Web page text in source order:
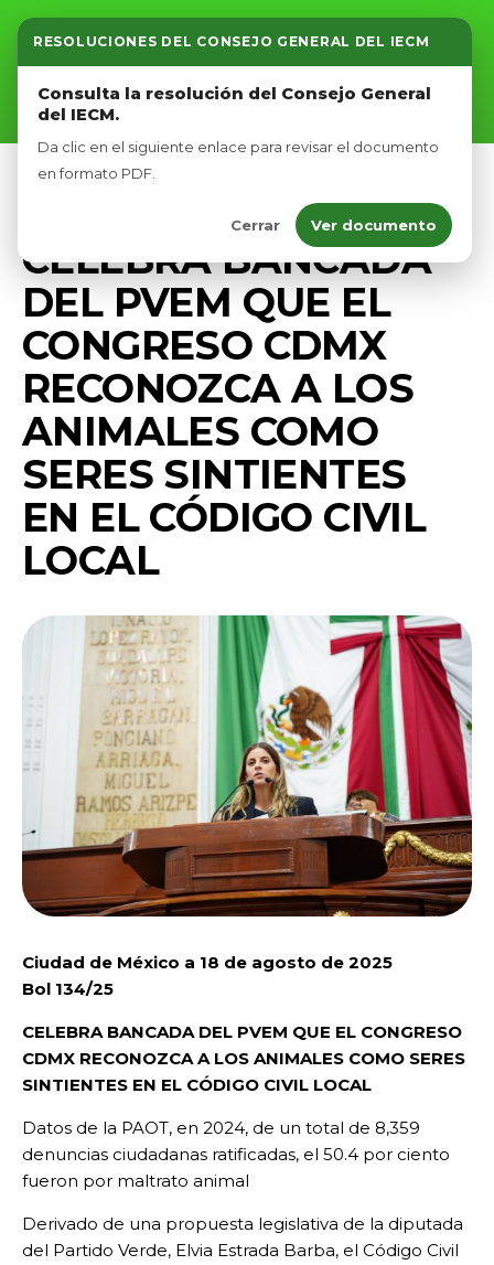
RESOLUCIONES DEL CONSEJO GENERAL DEL IECM
Consulta la resolución del Consejo General
del IECM.
Da clic en el siguiente enlace para revisar el documento
en formato PDF.
Cerrar Ver documento
Inicio
Nosotros
Afíliate
CELEBRA BANCADA
DEL PVEM QUE EL
CONGRESO CDMX
RECONOZCA A LOS
ANIMALES COMO
SERES SINTIENTES
EN EL CÓDIGO CIVIL
LOCAL
Ciudad de México a 18 de agosto de 2025
Bol 134/25
CELEBRA BANCADA DEL PVEM QUE EL CONGRESO
CDMX RECONOZCA A LOS ANIMALES COMO SERES
SINTIENTES EN EL CÓDIGO CIVIL LOCAL
Datos de la PAOT, en 2024, de un total de 8,359
denuncias ciudadanas ratificadas, el 50.4 por ciento
fueron por maltrato animal
Derivado de una propuesta legislativa de la diputada
del Partido Verde, Elvia Estrada Barba, el Código Civil